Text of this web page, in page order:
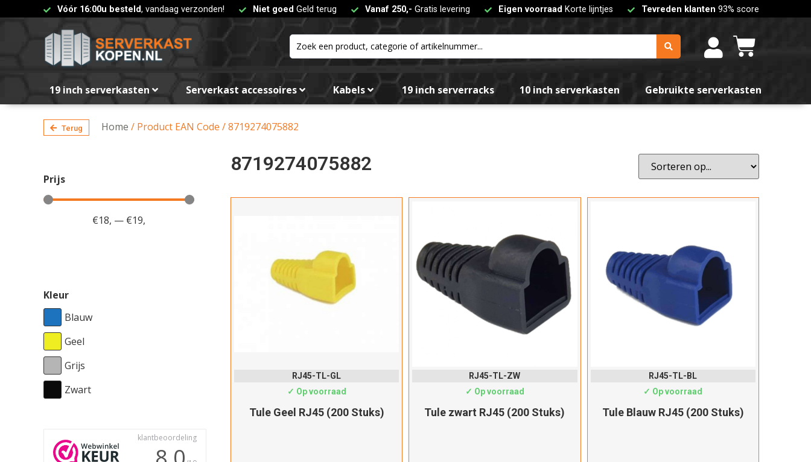
Vóór 16:00u besteld, vandaag verzonden! Niet goed Geld terug Vanaf 250,- Gratis levering Eigen voorraad Korte lijntjes Tevreden klanten 93% score
19 inch serverkasten Serverkast accessoires Kabels 19 inch serverracks 10 inch serverkasten Gebruikte serverkasten
Terug Home / Product EAN Code / 8719274075882
Prijs
€18, — €19,
Kleur
Blauw
Geel
Grijs
Zwart
8719274075882
RJ45-TL-GL
✓ Op voorraad
Tule Geel RJ45 (200 Stuks)
RJ45-TL-ZW
✓ Op voorraad
Tule zwart RJ45 (200 Stuks)
RJ45-TL-BL
✓ Op voorraad
Tule Blauw RJ45 (200 Stuks)
Geel